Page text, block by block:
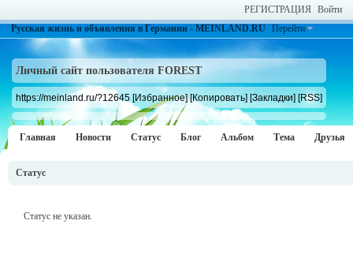
РЕГИСТРАЦИЯ Войти
Русская жизнь и объявления в Германии - MEINLAND.RU Перейти
Личный сайт пользователя FOREST
https://meinland.ru/?12645 [Избранное] [Копировать] [Закладки] [RSS]
Главная Новости Статус Блог Альбом Тема Друзья
Статус
Статус не указан.